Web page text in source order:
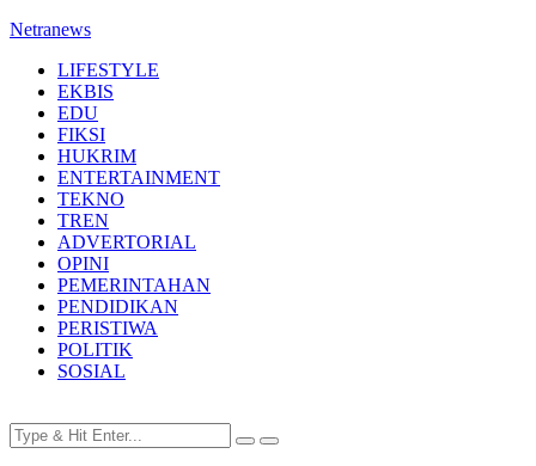
Netranews
LIFESTYLE
EKBIS
EDU
FIKSI
HUKRIM
ENTERTAINMENT
TEKNO
TREN
ADVERTORIAL
OPINI
PEMERINTAHAN
PENDIDIKAN
PERISTIWA
POLITIK
SOSIAL